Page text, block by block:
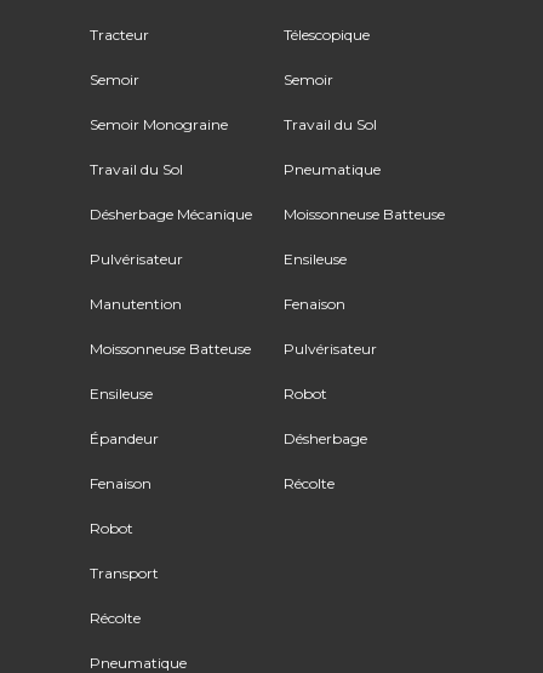
Tracteur
Semoir
Semoir Monograine
Travail du Sol
Désherbage Mécanique
Pulvérisateur
Manutention
Moissonneuse Batteuse
Ensileuse
Épandeur
Fenaison
Robot
Transport
Récolte
Pneumatique
Télescopique
Semoir
Travail du Sol
Pneumatique
Moissonneuse Batteuse
Ensileuse
Fenaison
Pulvérisateur
Robot
Désherbage
Récolte